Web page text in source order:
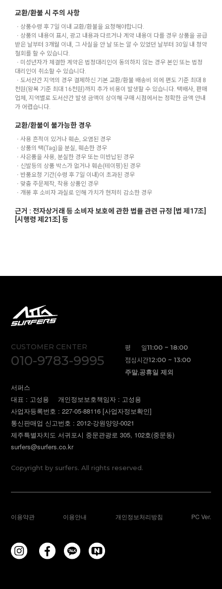
교환/환불 시 주의 사항
ㆍ상품수령 후 7일 이내 교환/환불을 요청해야합니다.
ㆍ상품의 내용이 표시, 광고 내용과 다르거나 계약 내용이 다를 경우 상품을 공급
받은 날부터 3개월 이내, 그 사실을 안 날 또는 알 수 있었던 날부터 30일 내 청약
철회를 할 수 있습니다.
ㆍ미성년자가 체결한 계약은 법정대리인이 동의하지 않는 경우 본인 또는 법정
대리인이 취소할 수 있습니다.
ㆍ도서산간 지역의 경우 결제하신 기본 교환/환불 배송비 외에 편도 기준 최대 8
천원(왕복 기준 최대 16천원)까지 추가 비용이 발생할 수 있습니다. 택배사, 판매
업체, 지역별로 도서산간 발생 금액이 상이해 구매 시점에서는 정확한 금액 안내
가 어렵습니다.
교환/환불이 불가능한 경우
ㆍ사용 흔적이 있거나 훼손, 오염된 경우
ㆍ상품의 택(Tag)을 분실, 훼손한 경우
ㆍ사은품을 사용, 분실한 경우 또는 미반납된 경우
ㆍ신발등의 상품 박스가 없거나 훼손(테이핑)된 경우
ㆍ반품요청 기간(수령 후 7일 이내)이 초과된 경우
ㆍ맞춤 주문제작, 착용 상품인 경우
ㆍ개봉 후 소비자 과실로 인해 가치가 현저히 감소한 경우
근거 : 전자상거래 등 소비자 보호에 관한 법률 관련 규정 [법 제17조]
[시행령 제21조] 등
CUSTOMER CENTER
010-9783-9995
평 일11:00 ~ 18:00
점심시간12:00 ~ 13:00
주말,공휴일 제외
서퍼스
대표 : 고성용
개인정보보호책임자 : 고성용
사업자등록번호 : 227-05-88116[사업자정보확인]
통신판매업 신고번호 : 2012-강원양양-0021
제주특별자치도 서귀포시 중문관광로 305, 102호(중문동)
surfers@surfers.co.kr
Copyright by surfers. All rights reserved.
이용약관 이용안내 개인정보처리방침 PC Ver.